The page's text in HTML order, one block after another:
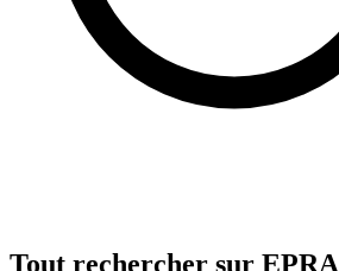
Tout rechercher sur EPRA